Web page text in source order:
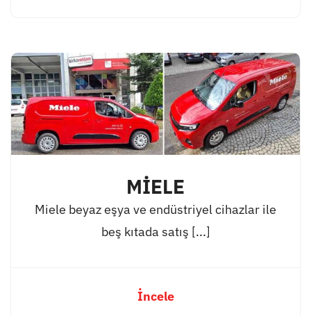
MİELE
Miele beyaz eşya ve endüstriyel cihazlar ile
beş kıtada satış [...]
İncele